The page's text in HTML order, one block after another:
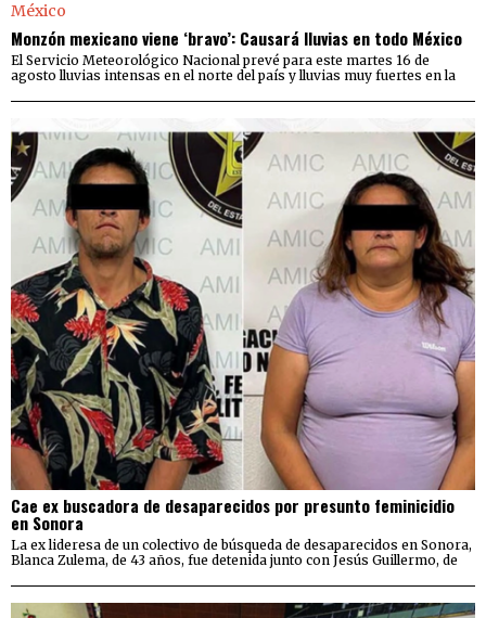
Monzón mexicano viene ‘bravo’: Causará lluvias en todo México
El Servicio Meteorológico Nacional prevé para este martes 16 de
agosto lluvias intensas en el norte del país y lluvias muy fuertes en la
Cae ex buscadora de desaparecidos por presunto feminicidio
en Sonora
La ex lideresa de un colectivo de búsqueda de desaparecidos en Sonora,
Blanca Zulema, de 43 años, fue detenida junto con Jesús Guillermo, de